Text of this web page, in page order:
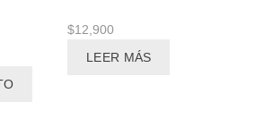
$12,900
LEER MÁS